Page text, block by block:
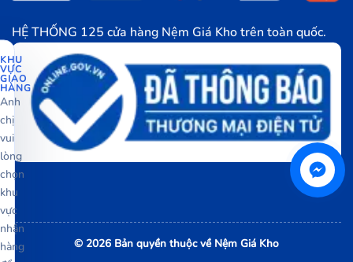
HỆ THỐNG 125 cửa hàng Nệm Giá Kho trên toàn quốc.
© 2026 Bản quyền thuộc về Nệm Giá Kho
KHU
VỰC
GIAO
HÀNG
Anh
chị
vui
lòng
chọn
khu
vực
nhận
hàng